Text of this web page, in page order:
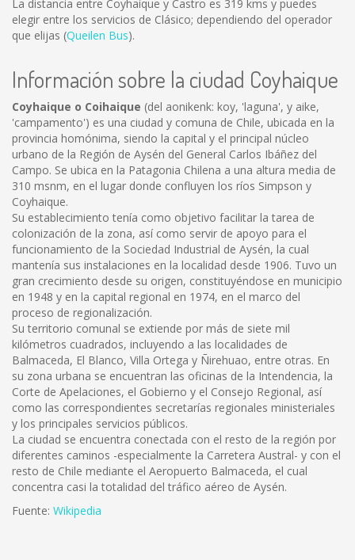
La distancia entre Coyhaique y Castro es 319 kms y puedes
elegir entre los servicios de Clásico; dependiendo del operador
que elijas (Queilen Bus).
Información sobre la ciudad Coyhaique
Coyhaique o Coihaique (del aonikenk: koy, 'laguna', y aike,
'campamento') es una ciudad y comuna de Chile, ubicada en la
provincia homónima, siendo la capital y el principal núcleo
urbano de la Región de Aysén del General Carlos Ibáñez del
Campo. Se ubica en la Patagonia Chilena a una altura media de
310 msnm, en el lugar donde confluyen los ríos Simpson y
Coyhaique.
Su establecimiento tenía como objetivo facilitar la tarea de
colonización de la zona, así como servir de apoyo para el
funcionamiento de la Sociedad Industrial de Aysén, la cual
mantenía sus instalaciones en la localidad desde 1906. Tuvo un
gran crecimiento desde su origen, constituyéndose en municipio
en 1948 y en la capital regional en 1974, en el marco del
proceso de regionalización.
Su territorio comunal se extiende por más de siete mil
kilómetros cuadrados, incluyendo a las localidades de
Balmaceda, El Blanco, Villa Ortega y Ñirehuao, entre otras. En
su zona urbana se encuentran las oficinas de la Intendencia, la
Corte de Apelaciones, el Gobierno y el Consejo Regional, así
como las correspondientes secretarías regionales ministeriales
y los principales servicios públicos.
La ciudad se encuentra conectada con el resto de la región por
diferentes caminos -especialmente la Carretera Austral- y con el
resto de Chile mediante el Aeropuerto Balmaceda, el cual
concentra casi la totalidad del tráfico aéreo de Aysén.
Fuente: Wikipedia